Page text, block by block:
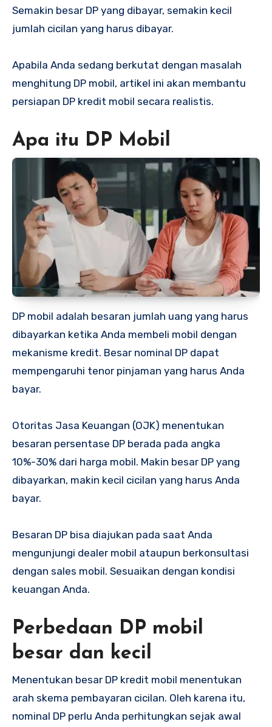
Semakin besar DP yang dibayar, semakin kecil
jumlah cicilan yang harus dibayar.
Apabila Anda sedang berkutat dengan masalah
menghitung DP mobil, artikel ini akan membantu
persiapan DP kredit mobil secara realistis.
Apa itu DP Mobil
DP mobil adalah besaran jumlah uang yang harus
dibayarkan ketika Anda membeli mobil dengan
mekanisme kredit. Besar nominal DP dapat
mempengaruhi tenor pinjaman yang harus Anda
bayar.
Otoritas Jasa Keuangan (OJK) menentukan
besaran persentase DP berada pada angka
10%-30% dari harga mobil. Makin besar DP yang
dibayarkan, makin kecil cicilan yang harus Anda
bayar.
Besaran DP bisa diajukan pada saat Anda
mengunjungi dealer mobil ataupun berkonsultasi
dengan sales mobil. Sesuaikan dengan kondisi
keuangan Anda.
Perbedaan DP mobil
besar dan kecil
Menentukan besar DP kredit mobil menentukan
arah skema pembayaran cicilan. Oleh karena itu,
nominal DP perlu Anda perhitungkan sejak awal